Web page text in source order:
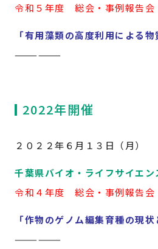
令和５年度 総会・事例報告会
「有用藻類の高度利用による
——————
2022年開催
２０２２年６月１３日（月）
千葉県バイオ・ライフサイエ
令和４年度 総会・事例報告会
「作物のゲノム編集育種の現状
——————